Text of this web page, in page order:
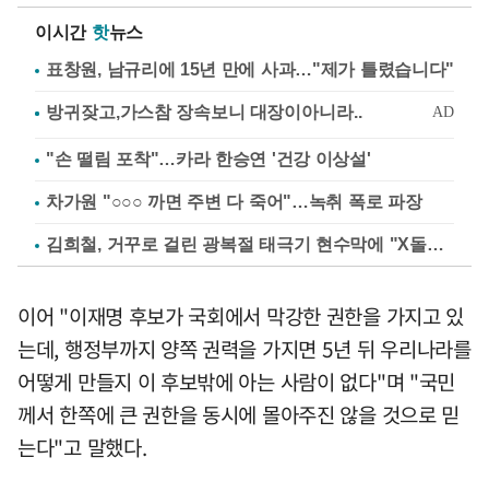
이시간 핫뉴스
표창원, 남규리에 15년 만에 사과…"제가 틀렸습니다"
"손 떨림 포착"…카라 한승연 '건강 이상설'
차가원 "○○○ 까면 주변 다 죽어"…녹취 폭로 파장
김희철, 거꾸로 걸린 광복절 태극기 현수막에 "X돌았네"
이어 "이재명 후보가 국회에서 막강한 권한을 가지고 있
는데, 행정부까지 양쪽 권력을 가지면 5년 뒤 우리나라를
어떻게 만들지 이 후보밖에 아는 사람이 없다"며 "국민
께서 한쪽에 큰 권한을 동시에 몰아주진 않을 것으로 믿
는다"고 말했다.